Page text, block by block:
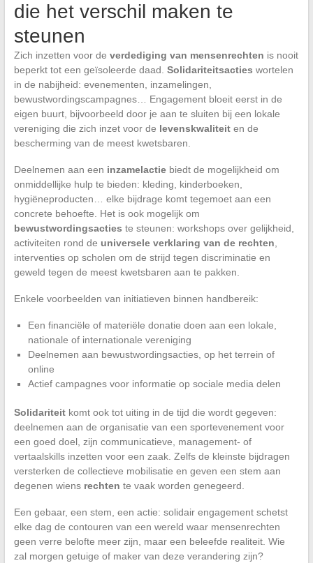
die het verschil maken te
steunen
Zich inzetten voor de verdediging van mensenrechten is nooit
beperkt tot een geïsoleerde daad. Solidariteitsacties wortelen
in de nabijheid: evenementen, inzamelingen,
bewustwordingscampagnes… Engagement bloeit eerst in de
eigen buurt, bijvoorbeeld door je aan te sluiten bij een lokale
vereniging die zich inzet voor de levenskwaliteiten de
bescherming van de meest kwetsbaren.
Deelnemen aan een inzamelactiebiedt de mogelijkheid om
onmiddellijke hulp te bieden: kleding, kinderboeken,
hygiëneproducten… elke bijdrage komt tegemoet aan een
concrete behoefte. Het is ook mogelijk om
bewustwordingsacties te steunen: workshops over gelijkheid,
activiteiten rond de universele verklaring van de rechten
interventies op scholen om de strijd tegen discriminatie en
geweld tegen de meest kwetsbaren aan te pakken.
Enkele voorbeelden van initiatieven binnen handbereik:
Een financiële of materiële donatie doen aan een lokale,
nationale of internationale vereniging
Deelnemen aan bewustwordingsacties, op het terrein of
online
Actief campagnes voor informatie op sociale media delen
Solidariteitkomt ook tot uiting in de tijd die wordt gegeven:
deelnemen aan de organisatie van een sportevenement voor
een goed doel, zijn communicatieve, management- of
vertaalskills inzetten voor een zaak. Zelfs de kleinste bijdragen
versterken de collectieve mobilisatie en geven een stem aan
degenen wiens rechten te vaak worden genegeerd.
Een gebaar, een stem, een actie: solidair engagement schetst
elke dag de contouren van een wereld waar mensenrechten
geen verre belofte meer zijn, maar een beleefde realiteit. Wie
zal morgen getuige of maker van deze verandering zijn?